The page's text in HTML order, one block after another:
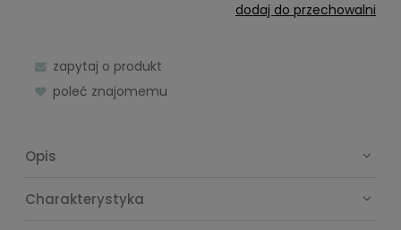
dodaj do przechowalni
zapytaj o produkt
poleć znajomemu
Opis
Charakterystyka